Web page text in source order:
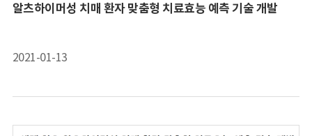
알츠하이머성 치매 환자 맞춤형 치료효능 예측 기술 개발
2021-01-13